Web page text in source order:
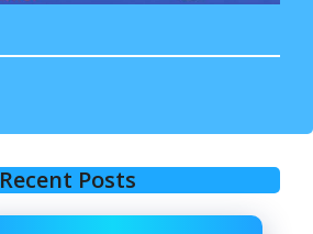
Recent Posts